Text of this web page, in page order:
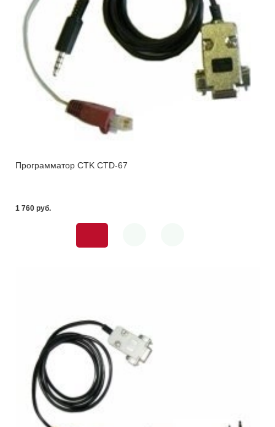
Программатор CTK СTD-67
1 760 pуб.